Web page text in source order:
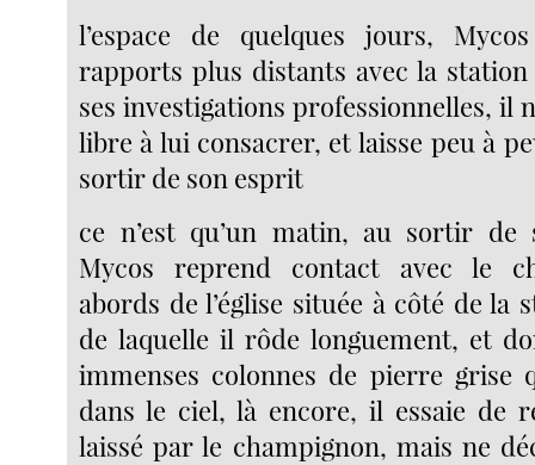
l’espace de quelques jours,
rapports plus distants avec la
ses investigations professionnelles, il
libre à lui consacrer, et laisse peu à
sortir de son esprit
ce n’est qu’un matin, au sortir de
Mycos reprend contact avec le
abords de l’église située à côté de la
de laquelle il rôde longuement, et
immenses colonnes de pierre grise
dans le ciel, là encore, il essaie de
laissé par le champignon, mais ne